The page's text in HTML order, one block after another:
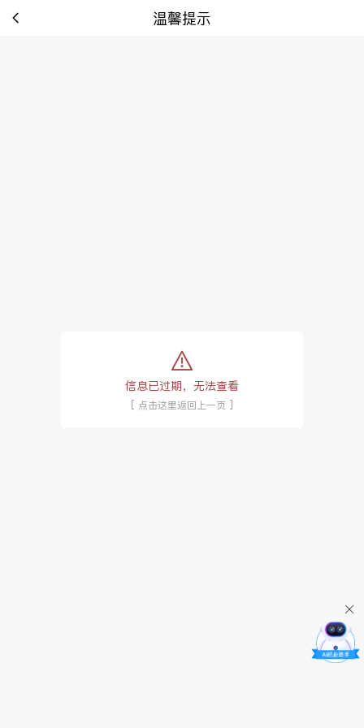
温馨提示
tip:
信息已过期，无法查看
[ 点击这里返回上一页 ]